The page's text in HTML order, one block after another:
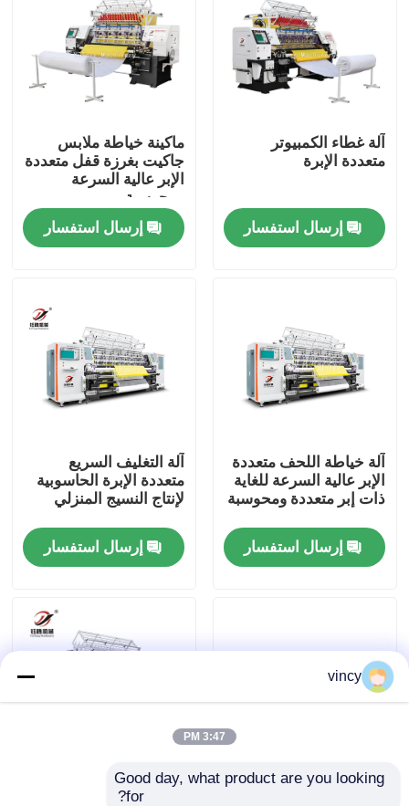
المنتجات
فيديوهات
جولة في المعمل
رقابة جودة
اطلب اقتباس
آلة غطاء السلاسل الحاسوبية
آلة خياطة اللحف متعددة الإبر المحوسبة
آلة غطاء الكمبيوتر
متعددة الإبرة
إرسال استفسار
ماكينة خياطة ملابس
جاكيت بغرزة قفل متعددة
الإبر عالية السرعة
ومحوسبة
إرسال استفسار
آلة خياطة اللحف متعددة
الإبر عالية السرعة للغاية
ذات إبر متعددة ومحوسبة
إرسال استفسار
آلة التغليف السريع
متعددة الإبرة الحاسوبية
لإنتاج النسيج المنزلي
إرسال استفسار
High Speed Computer
آلة خياطة متعددة الإبر
من أجل سترة ملابس
vincy
3:47 PM
Good day, what product are you looking
for?